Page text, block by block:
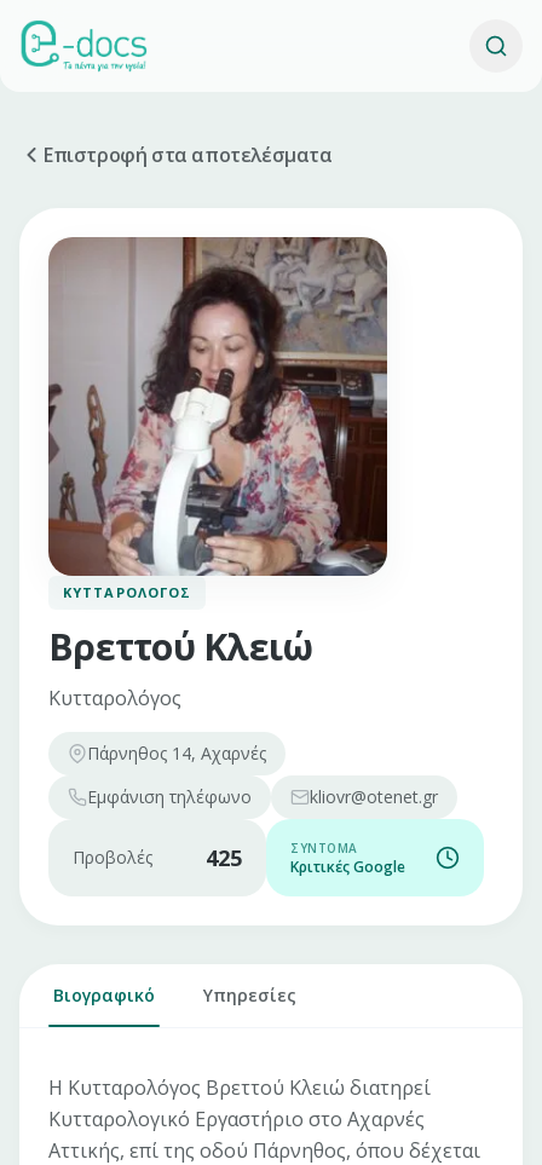
Επιστροφή στα αποτελέσματα
ΚΥΤΤΑΡΟΛΌΓΟΣ
Βρεττού Κλειώ
Κυτταρολόγος
Πάρνηθος 14, Αχαρνές
Εμφάνιση τηλέφωνο kliovr@otenet.gr
Προβολές 425 ΣΎΝΤΟΜΑ
Κριτικές Google
Βιογραφικό Υπηρεσίες
Η Κυτταρολόγος Βρεττού Κλειώ διατηρεί
Κυτταρολογικό Εργαστήριο στο Αχαρνές
Αττικής, επί της οδού Πάρνηθος, όπου δέχεται